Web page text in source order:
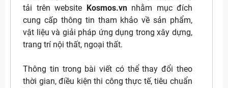
tải trên website Kosmos.vnnhằm mục đích
cung cấp thông tin tham khảo về sản phẩm,
vật liệu và giải pháp ứng dụng trong xây dựng,
trang trí nội thất, ngoại thất.
Thông tin trong bài viết có thể thay đổi theo
thời gian, điều kiện thi công thực tế, tiêu chuẩn